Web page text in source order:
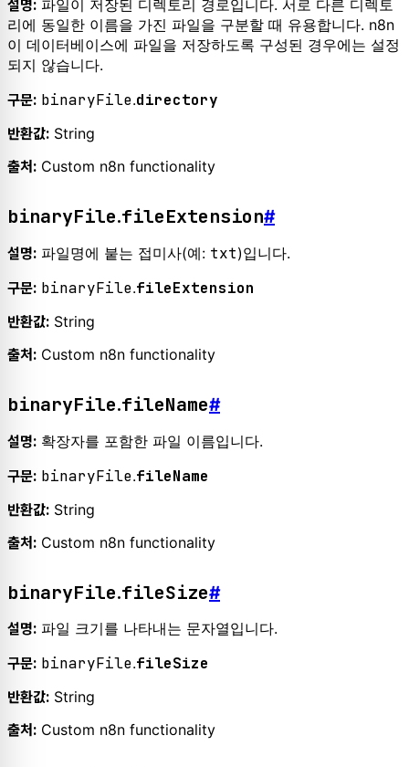
설명: 파일이 저장된 디렉토리 경로입니다. 서로 다른 디렉토
리에 동일한 이름을 가진 파일을 구분할 때 유용합니다. n8n
이 데이터베이스에 파일을 저장하도록 구성된 경우에는 설정
되지 않습니다.
구문: binaryFile.directory
반환값: String
출처: Custom n8n functionality
binaryFile.fileExtension#
설명: 파일명에 붙는 접미사(예: txt)입니다.
구문: binaryFile.fileExtension
반환값: String
출처: Custom n8n functionality
binaryFile.fileName#
설명: 확장자를 포함한 파일 이름입니다.
구문: binaryFile.fileName
반환값: String
출처: Custom n8n functionality
binaryFile.fileSize#
설명: 파일 크기를 나타내는 문자열입니다.
구문: binaryFile.fileSize
반환값: String
출처: Custom n8n functionality